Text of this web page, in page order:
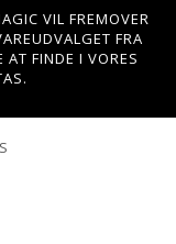
VIL FREMOVER
FRA
FINDE I VORES